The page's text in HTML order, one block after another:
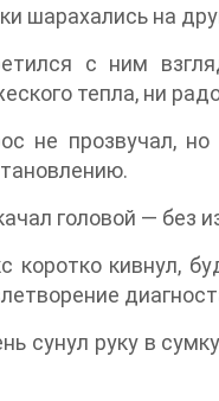
шарахались на
с ним
тепла, ни
не прозвучал,
головой — без
коротко кивнул,
сунул руку в